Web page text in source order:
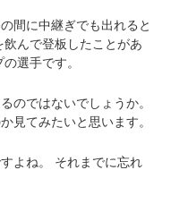
間に中継ぎでも出れると
んで登板したことがあ
選手です。
のではないでしょうか。
見てみたいと思います。
よね。
それまでに忘れ